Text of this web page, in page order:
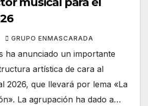
GRUPO ENMASCARADA
ha anunciado un importante
artística de cara al
2026, que llevará por lema «La
La agrupación ha dado a…